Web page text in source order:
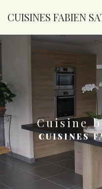
CUISINES FABIEN
cuisine
CUISINES